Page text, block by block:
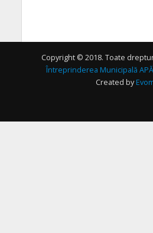
Copyright © 2018. Toate
Întreprinderea Municipală APĂ-
Created by